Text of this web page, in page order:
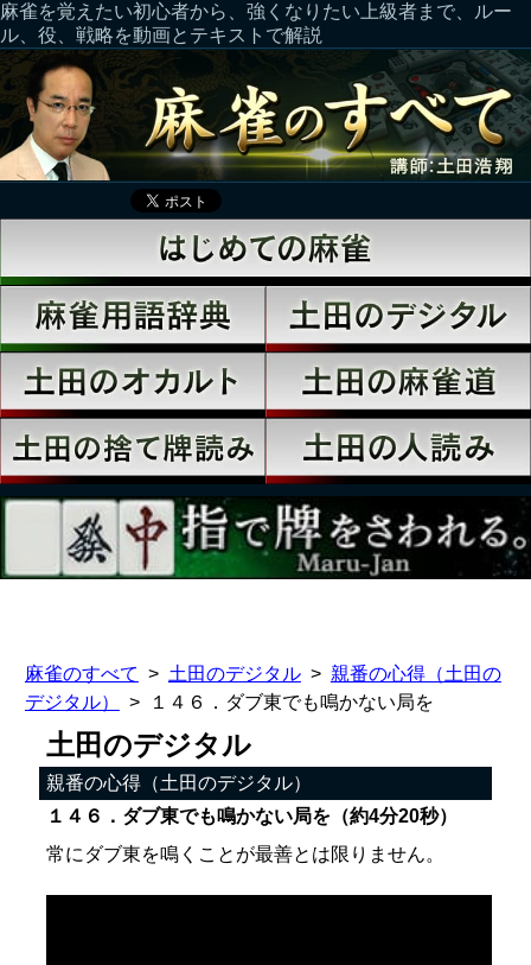
麻雀を覚えたい初心者から、強くなりたい上級者まで、ルー
ル、役、戦略を動画とテキストで解説
麻雀のすべて 土田のデジタル
親番の心得（土田の
デジタル）
１４６．ダブ東でも鳴かない局を
土田のデジタル
親番の心得（土田のデジタル）
１４６．ダブ東でも鳴かない局を（約4分20秒）
常にダブ東を鳴くことが最善とは限りません。